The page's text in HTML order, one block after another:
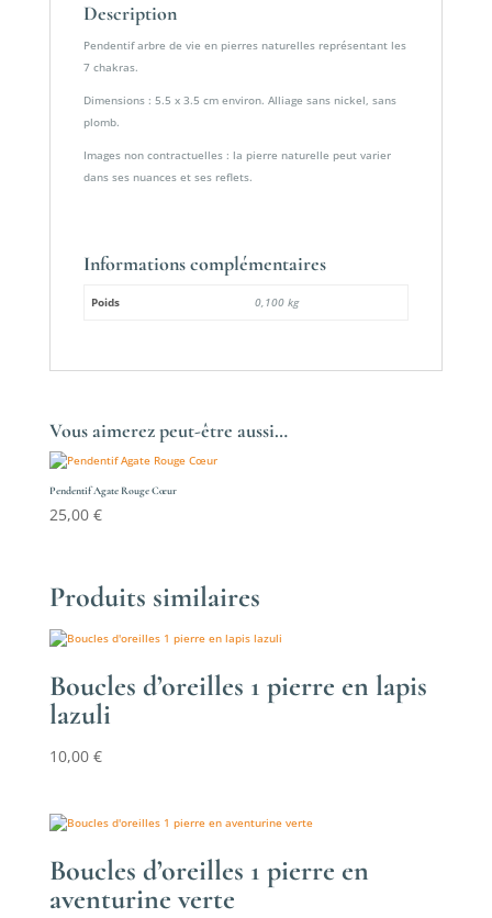
Description
Pendentif arbre de vie en pierres naturelles représentant les
7 chakras.
Dimensions : 5.5 x 3.5 cm environ. Alliage sans nickel, sans
plomb.
Images non contractuelles : la pierre naturelle peut varier
dans ses nuances et ses reflets.
Informations complémentaires
Poids 0,100 kg
Vous aimerez peut-être aussi…
Pendentif Agate Rouge Cœur
25,00 €
Produits similaires
Boucles d’oreilles 1 pierre en lapis
lazuli
10,00 €
Boucles d’oreilles 1 pierre en
aventurine verte